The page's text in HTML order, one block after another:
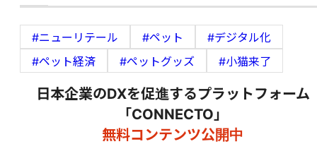
#ニューリテール #ペット
#デジタル化
#ペット経済
#ペットグッズ #小猫来了
日本企業のDXを促進するプラットフォーム
「CONNECTO」
無料コンテンツ公開中